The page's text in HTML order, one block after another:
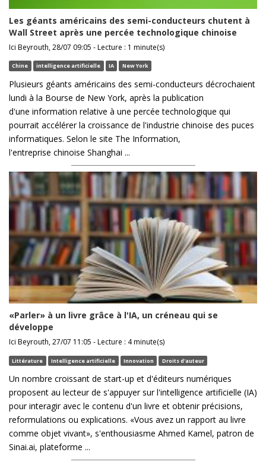
Les géants américains des semi-conducteurs chutent à
Wall Street après une percée technologique chinoise
Ici Beyrouth, 28/07 09:05 - Lecture : 1 minute(s)
Chine intelligence artificielle IA New York
Plusieurs géants américains des semi-conducteurs décrochaient
lundi à la Bourse de New York, après la publication
d'une information relative à une percée technologique qui
pourrait accélérer la croissance de l'industrie chinoise des puces
informatiques. Selon le site The Information,
l'entreprise chinoise Shanghai ...
«Parler» à un livre grâce à l'IA, un créneau qui se
développe
Ici Beyrouth, 27/07 11:05 - Lecture : 4 minute(s)
Littérature Intelligence artificielle Innovation Droits d'auteur
Un nombre croissant de start-up et d'éditeurs numériques
proposent au lecteur de s'appuyer sur l'intelligence artificielle (IA)
pour interagir avec le contenu d'un livre et obtenir précisions,
reformulations ou explications. «Vous avez un rapport au livre
comme objet vivant», s'enthousiasme Ahmed Kamel, patron de
Sinai.ai, plateforme ...